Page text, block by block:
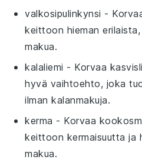
valkosipulinkynsi -
keittoon hieman
makua.
kalaliemi - Korvaa
hyvä vaihtoehto, joka
ilman kalanmakuja.
kerma - Korvaa
keittoon kermaisuutta ja
makua.